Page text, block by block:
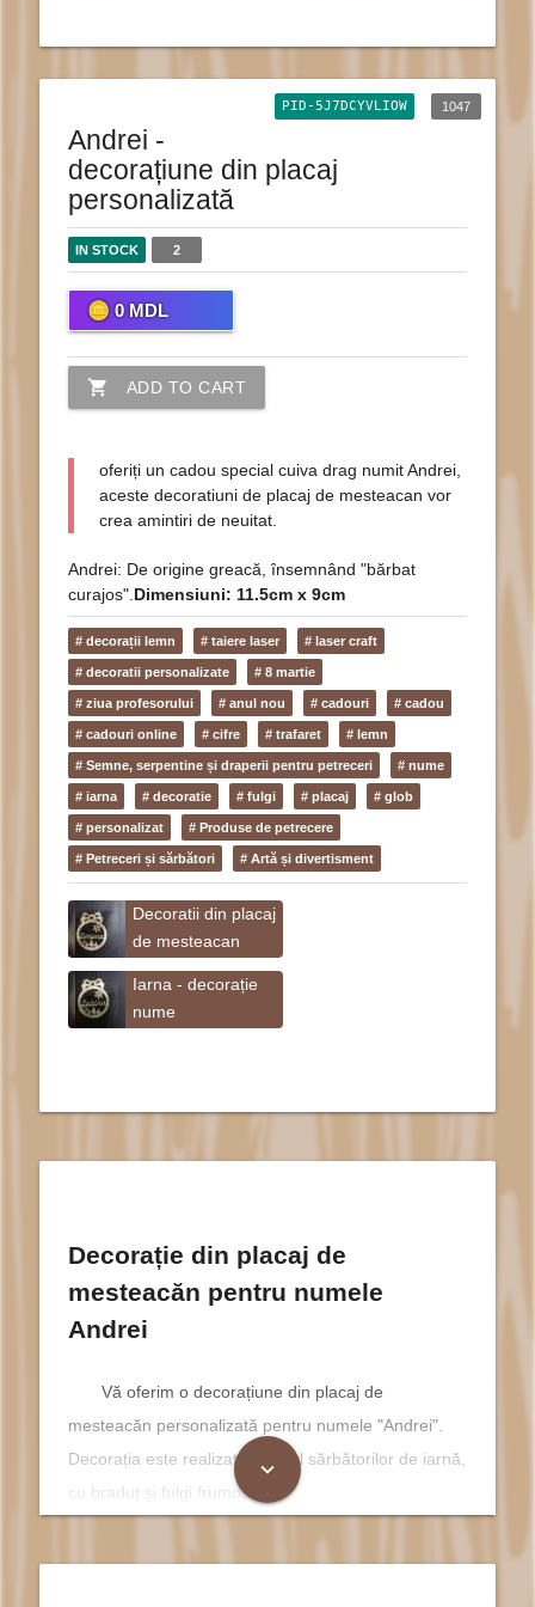
1047
PID-5J7DCYVLIOW
Andrei -
decorațiune din placaj
personalizată
IN STOCK 2
0 MDL
shopping_cart ADD TO CART
oferiți un cadou special cuiva drag numit Andrei,
aceste decoratiuni de placaj de mesteacan vor
crea amintiri de neuitat.
Andrei: De origine greacă, însemnând "bărbat
curajos". Dimensiuni: 11.5cm x 9cm
# decorații lemn # taiere laser # laser craft
# decoratii personalizate # 8 martie
# ziua profesorului # anul nou # cadouri # cadou
# cadouri online # cifre # trafaret # lemn
# Semne, serpentine și draperii pentru petreceri # nume
# iarna # decoratie # fulgi # placaj # glob
# personalizat # Produse de petrecere
# Petreceri și sărbători # Artă și divertisment
Decoratii din placaj
de mesteacan
Iarna - decorație
nume
expand_more
Decorație din placaj de
mesteacăn pentru numele
Andrei
Vă oferim o decorațiune din placaj de
mesteacăn personalizată pentru numele "Andrei".
Decorația este realizată in stilul sărbătorilor de iarnă,
cu braduț și fulgi frumoși.
Andrei și Semnificația Sa în